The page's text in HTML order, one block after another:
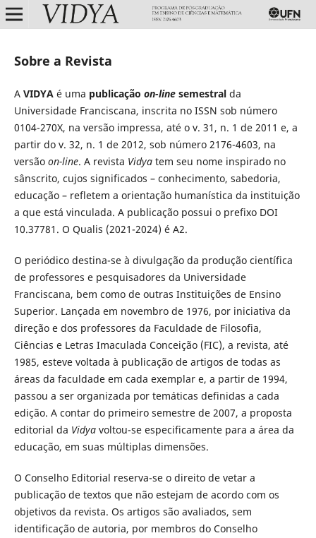
Sobre a Revista
A VIDYAé uma publicação on-linesemestralda
Universidade Franciscana, inscrita no ISSN sob número
0104-270X, na versão impressa, até o v. 31, n. 1 de 2011 e, a
partir do v. 32, n. 1 de 2012, sob número 2176-4603, na
versão on-line. A revista Vidyatem seu nome inspirado no
sânscrito, cujos significados – conhecimento, sabedoria,
educação – refletem a orientação humanística da instituição
a que está vinculada. A publicação possui o prefixo DOI
10.37781. O Qualis (2021-2024) é A2.
O periódico destina-se à divulgação da produção científica
de professores e pesquisadores da Universidade
Franciscana, bem como de outras Instituições de Ensino
Superior. Lançada em novembro de 1976, por iniciativa da
direção e dos professores da Faculdade de Filosofia,
Ciências e Letras Imaculada Conceição (FIC), a revista, até
1985, esteve voltada à publicação de artigos de todas as
áreas da faculdade em cada exemplar e, a partir de 1994,
passou a ser organizada por temáticas definidas a cada
edição. A contar do primeiro semestre de 2007, a proposta
editorial da Vidyavoltou-se especificamente para a área da
educação, em suas múltiplas dimensões.
O Conselho Editorial reserva-se o direito de vetar a
publicação de textos que não estejam de acordo com os
objetivos da revista. Os artigos são avaliados, sem
identificação de autoria, por membros do Conselho